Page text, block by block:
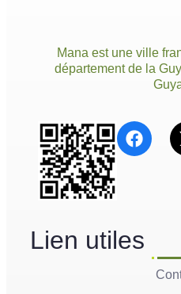
Mana est une ville
département de la
Lien utiles